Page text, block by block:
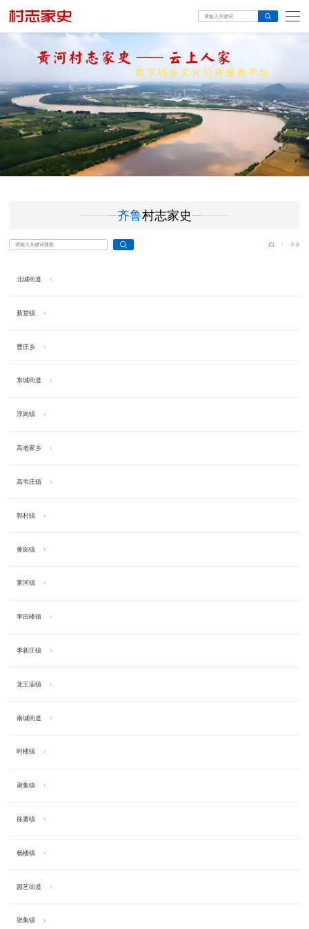
齐鲁村志家史
单县
北城街道
蔡堂镇
曹庄乡
东城街道
浮岗镇
高老家乡
高韦庄镇
郭村镇
黄岗镇
莱河镇
李田楼镇
李新庄镇
龙王庙镇
南城街道
时楼镇
谢集镇
徐寨镇
杨楼镇
园艺街道
张集镇